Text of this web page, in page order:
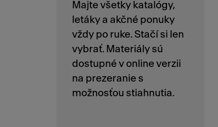
Majte všetky katalógy,
letáky a akčné ponuky
vždy po ruke. Stačí si len
vybrať. Materiály sú
dostupné v online verzii
na prezeranie s